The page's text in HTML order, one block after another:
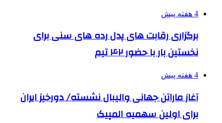
4 هفته پیش
برگزاری رقابت های پدل رده های سنی برای
نخستین بار با حضور ۴۲ تیم
4 هفته پیش
آغاز ماراتن جهانی والیبال نشسته/ دورخیز ایران
برای اولین سهمیه المپیک